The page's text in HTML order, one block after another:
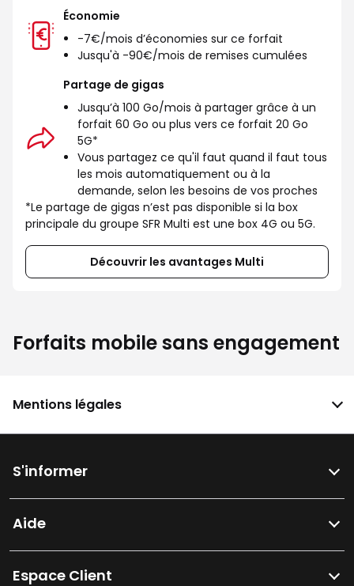
Économie
-7€/mois d’économies sur ce forfait
Jusqu'à -90€/mois de remises cumulées
Partage de gigas
Jusqu’à 100 Go/mois à partager grâce à un
forfait 60 Go ou plus vers ce forfait 20 Go
5G*
Vous partagez ce qu'il faut quand il faut tous
les mois automatiquement ou à la
demande, selon les besoins de vos proches
*Le partage de gigas n’est pas disponible si la box
principale du groupe SFR Multi est une box 4G ou 5G.
Découvrir les avantages Multi
Forfaits mobile sans engagement
Mentions légales
S'informer
Aide
Espace Client